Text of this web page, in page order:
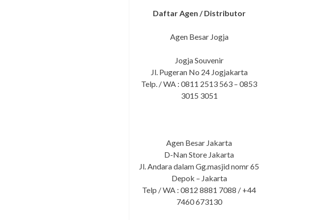
Daftar Agen / Distributor
Agen Besar Jogja
Jogja Souvenir
Jl. Pugeran No 24 Jogjakarta
Telp. / WA : 0811 2513 563 – 0853
3015 3051
Agen Besar Jakarta
D-Nan Store Jakarta
Jl. Andara dalam Gg.masjid nomr 65
Depok – Jakarta
Telp / WA : 0812 8881 7088 / +44
7460 673130